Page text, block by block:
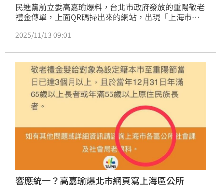
民進黨前立委高嘉瑜爆料，台北市政府發放的重陽敬老
禮金傳單，上面QR碼掃出來的網站，出現「上海市區
局則回應「子虛烏有」、有心人士刻意為之。針對這樣
市府「傲慢的心態像極大全聯」。
2025/11/13 09:01
響應統一？高嘉瑜爆北市網頁寫上海區公所